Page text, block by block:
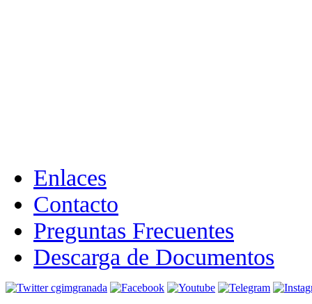
Enlaces
Contacto
Preguntas Frecuentes
Descarga de Documentos